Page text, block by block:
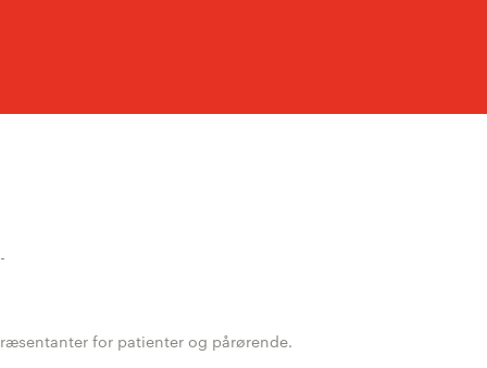
for patienter og pårørende.